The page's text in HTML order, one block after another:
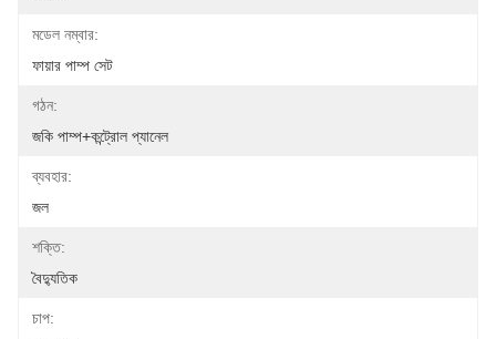
মডেল নম্বার:
ফায়ার পাম্প সেট
গঠন:
জকি পাম্প+কন্ট্রোল প্যানেল
ব্যবহার:
জল
শক্তি:
বৈদ্যুতিক
চাপ: